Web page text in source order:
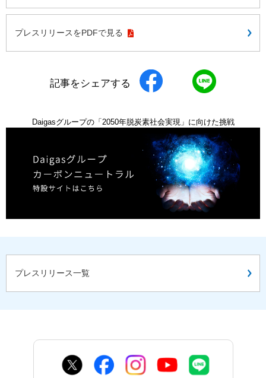
プレスリリースをPDFで見る
記事をシェアする
Daigasグループの「2050年脱炭素社会実現」に向けた挑戦
プレスリリース一覧